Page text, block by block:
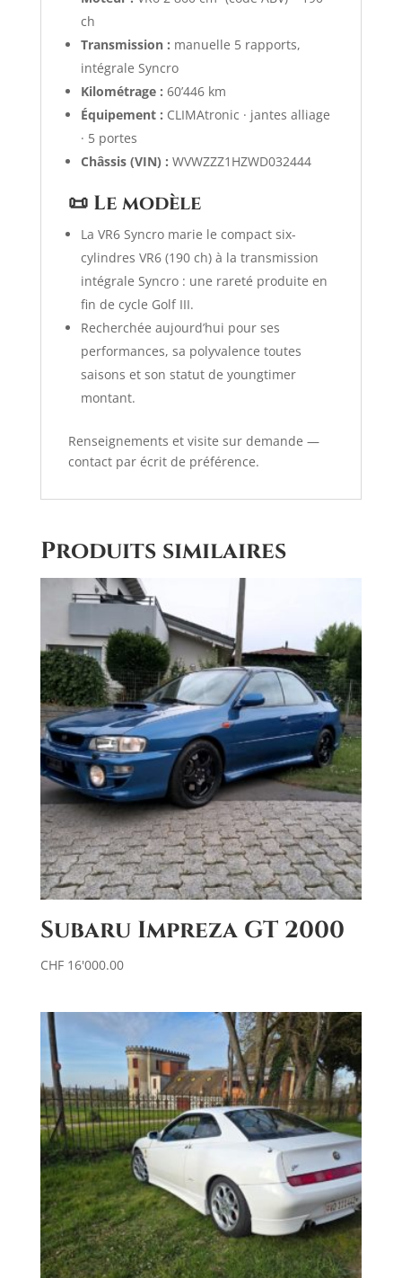
ch
Transmission : manuelle 5 rapports,
intégrale Syncro
Kilométrage : 60’446 km
Équipement : CLIMAtronic · jantes alliage
· 5 portes
Châssis (VIN) : WVWZZZ1HZWD032444
📜 Le modèle
La VR6 Syncro marie le compact six-
cylindres VR6 (190 ch) à la transmission
intégrale Syncro : une rareté produite en
fin de cycle Golf III.
Recherchée aujourd’hui pour ses
performances, sa polyvalence toutes
saisons et son statut de youngtimer
montant.
Renseignements et visite sur demande —
contact par écrit de préférence.
Produits similaires
Subaru Impreza GT 2000
CHF16'000.00